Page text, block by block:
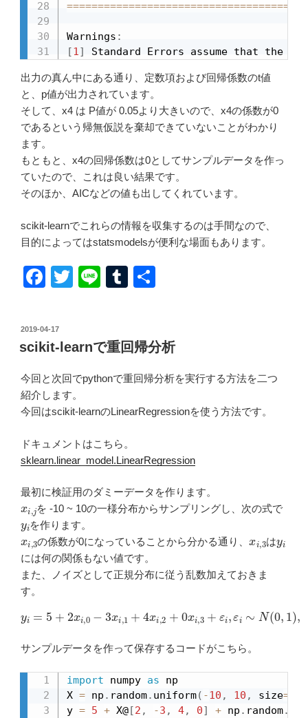
====================================
Warnings :
[1] Standard Errors assume that the
出力の真ん中にある通り、定数項および回帰係数のt値
と、p値が出力されています。
そして、x4 は P値が 0.05より大きいので、x4の係数が0
であるという帰無仮説を棄却できていないことがわかり
ます。
もともと、x4の回帰係数は0としてサンプルデータを作っ
ていたので、これは良い結果です。
そのほか、AICなどの値も出してくれています。
scikit-learnでこれらの情報を収集するのは手間なので、
目的によってはstatsmodelsが便利な場面もあります。
F
c
e
o
o
T
er
Li
T
bl
投
日:
2019-04-17
scikit-learnで重回帰分析
今回と次回でpythonで重回帰分析を実行する方法を二つ
紹介します。
今回はscikit-learnのLinearRegressionを使う方法です。
ドキュメントはこちら。
sklearn.linear_model.LinearRegression
最初に検証用のダミーデータを作ります。
を -10 ~ 10の一様分布からサンプリングし、次の式で
iを作ります。
x i 3の係数が0になっていることから分かる通り、 3
は
には何の関係もない値です。
また、ノイズとして正規分布に従う乱数加えておきま
す。
y =5 + 2x i,0− 1+ i 2+0 3 +εi ∼ N 0, 1) , i=0
1 ⋯ 99
サンプルデータを作って保存するコードがこちら。
import numpy as np
X = np . random. uniform( -10 , 10 , size=
y = 5 + X@[2 , -3 , 4, 0] + np . random.